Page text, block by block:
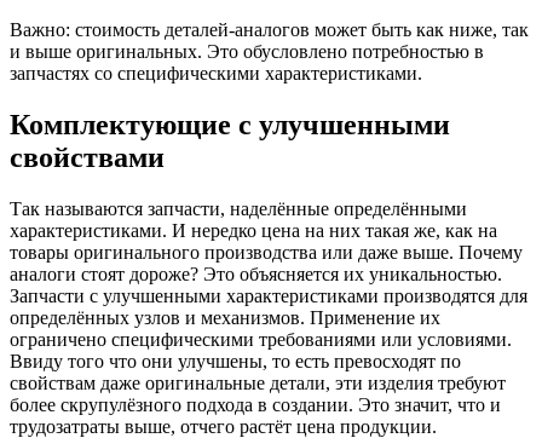
Важно: стоимость деталей-аналогов может быть как ниже, так
и выше оригинальных. Это обусловлено потребностью в
запчастях со специфическими характеристиками.
Комплектующие с улучшенными
свойствами
Так называются запчасти, наделённые определёнными
характеристиками. И нередко цена на них такая же, как на
товары оригинального производства или даже выше. Почему
аналоги стоят дороже? Это объясняется их уникальностью.
Запчасти с улучшенными характеристиками производятся для
определённых узлов и механизмов. Применение их
ограничено специфическими требованиями или условиями.
Ввиду того что они улучшены, то есть превосходят по
свойствам даже оригинальные детали, эти изделия требуют
более скрупулёзного подхода в создании. Это значит, что и
трудозатраты выше, отчего растёт цена продукции.